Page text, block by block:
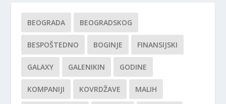
BEOGRADA BEOGRADSKOG
BESPOŠTEDNO BOGINJE FINANSIJSKI
GALAXY GALENIKIN GODINE
KOMPANIJI KOVRDŽAVE MALIH